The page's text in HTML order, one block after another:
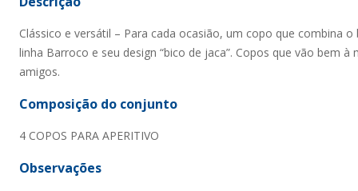
Clássico e versátil – Para cada ocasião, um copo que combina
linha Barroco e seu design “bico de jaca”. Copos que vão bem
amigos.
Composição do conjunto
4 COPOS PARA APERITIVO
Observações